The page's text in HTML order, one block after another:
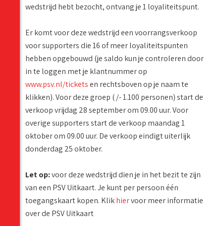
wedstrijd hebt bezocht, ontvang je 1 loyaliteitspunt.
Er komt voor deze wedstrijd een voorrangsverkoop
voor supporters die 16 of meer loyaliteitspunten
hebben opgebouwd (je saldo kun je controleren door
in te loggen met je klantnummer op
www.psv.nl/ticketsen rechtsboven op je naam te
klikken). Voor deze groep ( /- 1.100 personen) start de
verkoop vrijdag 28 september om 09.00 uur. Voor
overige supporters start de verkoop maandag 1
oktober om 09.00 uur. De verkoop eindigt uiterlijk
donderdag 25 oktober.
Let op:voor deze wedstrijd dien je in het bezit te zijn
van een PSV Uitkaart. Je kunt per persoon één
toegangskaart kopen. Klikhiervoor meer informatie
over de PSV Uitkaart